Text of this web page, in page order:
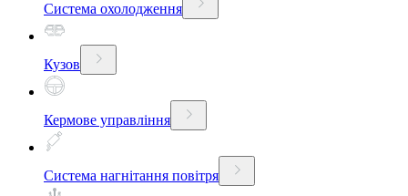
Система охолодження
Кузов
Кермове управління
Система нагнітання повітря